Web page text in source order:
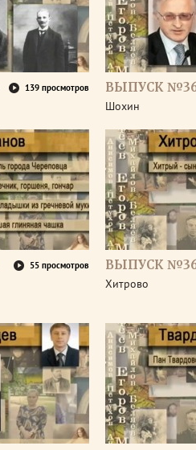
139 просмотров ВЫПУСК
Шохин
55 просмотров ВЫПУСК
Хитрово